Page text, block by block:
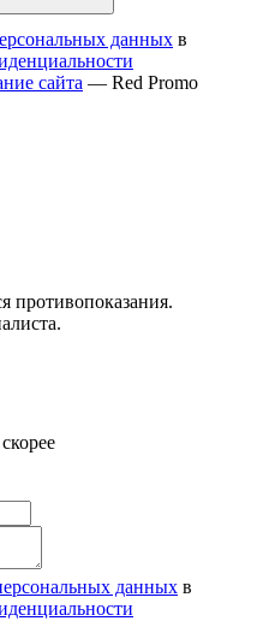
данных в
сайта — Red Promo
противопоказания.
данных в